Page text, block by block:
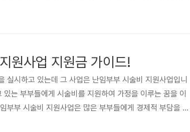
며 소득, 재산의 기준은 따로 없습니다. 신청방법 신청자
원사업 지원금 가이드!
실시하고 있는데 그 사업은 난임부부 시술비 지원사업입니
는 부부들에게 시술비를 지원하여 가정을 이루는 꿈을 이
부부 시술비 지원사업은 많은 부부들에게 경제적 부담을 덜
데 도움을 주고 있습니다. 그리고 난임부부 시술비 지원금